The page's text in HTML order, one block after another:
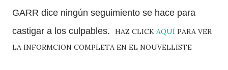
GARR dice ningún seguimiento se hace para
castigar a los culpables.
HAZ CLICK AQUÍ PARA VER
LA INFORMCION COMPLETA EN EL NOUVELLISTE